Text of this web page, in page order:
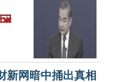
🖼️
新网暗中捅出真相